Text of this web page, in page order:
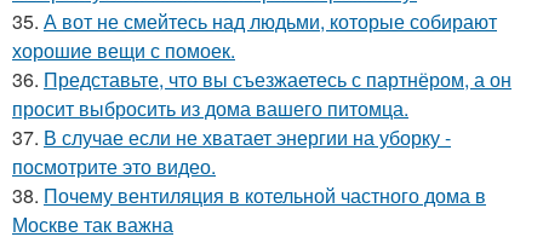
35. А вот не смейтесь над людьми, которые собирают
хорошие вещи с помоек.
36. Представьте, что вы съезжаетесь с партнёром, а он
просит выбросить из дома вашего питомца.
37. В случае если не хватает энергии на уборку -
посмотрите это видео.
38. Почему вентиляция в котельной частного дома в
Москве так важна